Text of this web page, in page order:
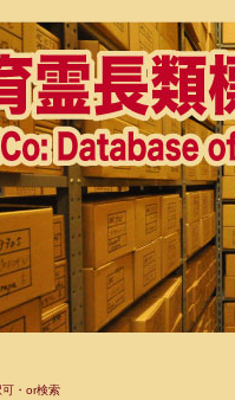
・or検索